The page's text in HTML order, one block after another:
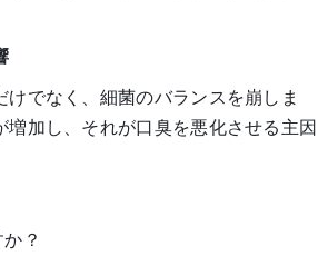
でなく、細菌のバランスを崩しま
加し、それが口臭を悪化させる主因
？